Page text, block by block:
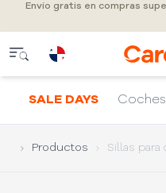
Envío gratis en compras
SALE DAYS Coches
Productos Sillas para